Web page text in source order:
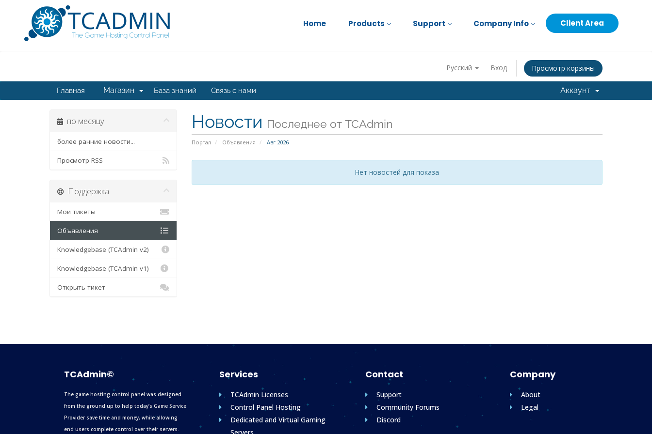
Home Products Support Company Info Client Area
Русский Вход Просмотр корзины
Главная Магазин База знаний Связь с нами Аккаунт
Новости Последнее от TCAdmin
Портал Объявления Авг 2026
по месяцу
более ранние новости...
Просмотр RSS
Нет новостей для показа
Поддержка
Мои тикеты
Объявления
Knowledgebase (TCAdmin v2)
Knowledgebase (TCAdmin v1)
Открыть тикет
TCAdmin©
The game hosting control panel was designed
from the ground up to help today’s Game Service
Provider save time and money, while allowing
end users complete control over their servers.
Services
TCAdmin Licenses
Control Panel Hosting
Dedicated and Virtual Gaming
Contact
Support
Community Forums
Discord
Company
About
Legal